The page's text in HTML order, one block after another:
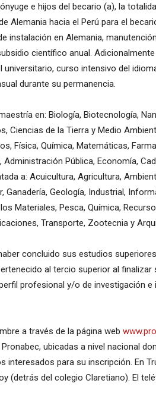
e hijos del becario (a), la
Alemania hacia el Perú para el
instalación en Alemania,
científico anual.
curso intensivo del
durante su permanencia.
en: Biología, Biotecnología,
Ciencias de la Tierra y Medio
Física, Química, Matemáticas,
Pública, Economía,
a: Acuicultura, Agricultura,
Ganadería, Geología, Industrial,
Materiales, Pesca, Química,
Transporte, Zootecnia y
concluido sus estudios
al tercio superior al finalizar
profesional y/o de investigación e
a través de la página web
ubicadas a nivel nacional
interesados para su inscripción. En
(detrás del colegio Claretiano). El